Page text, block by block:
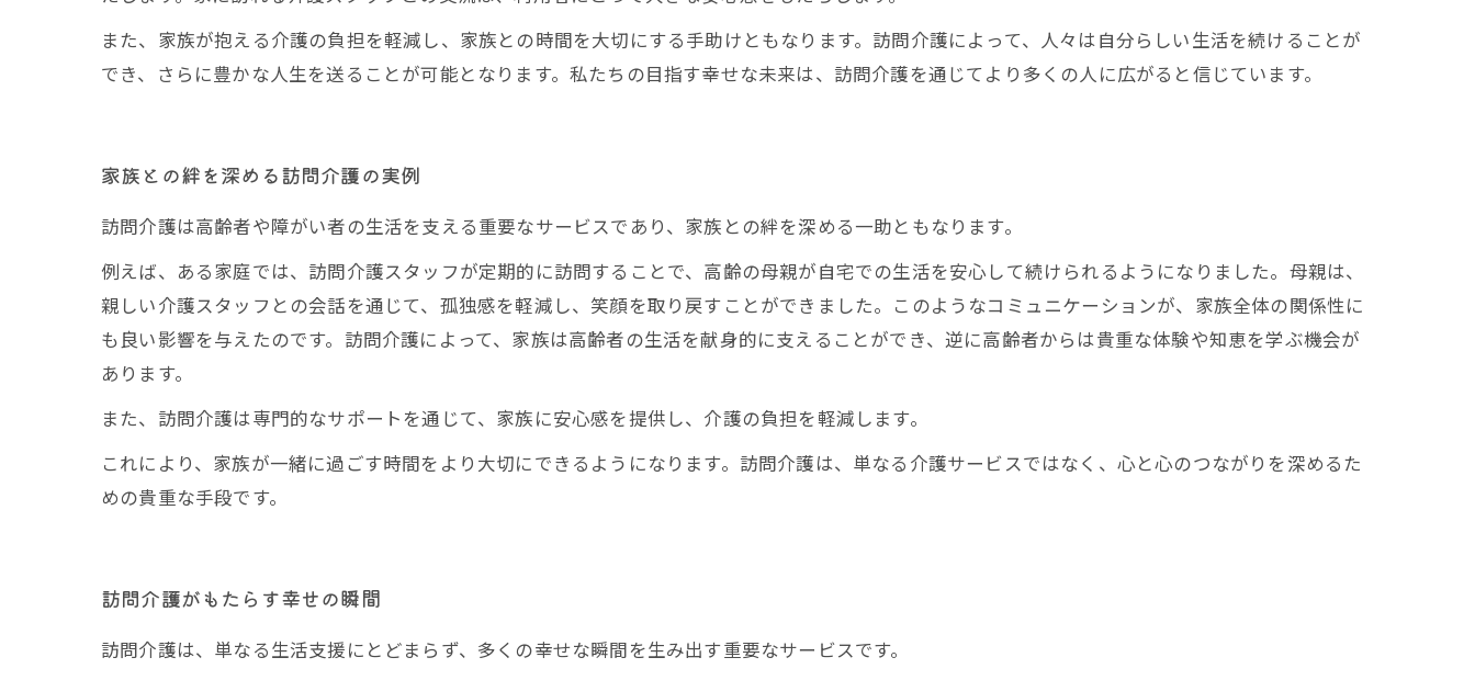
また、家族が抱える介護の負担を軽減し、家族との時間を大切にする手助けともなります。訪問介護によって、人々は自分らしい生活を続けることが
でき、さらに豊かな人生を送ることが可能となります。私たちの目指す幸せな未来は、訪問介護を通じてより多くの人に広がると信じています。
家族との絆を深める訪問介護の実例
訪問介護は高齢者や障がい者の生活を支える重要なサービスであり、家族との絆を深める一助ともなります。
例えば、ある家庭では、訪問介護スタッフが定期的に訪問することで、高齢の母親が自宅での生活を安心して続けられるようになりました。母親は、
親しい介護スタッフとの会話を通じて、孤独感を軽減し、笑顔を取り戻すことができました。このようなコミュニケーションが、家族全体の関係性に
も良い影響を与えたのです。訪問介護によって、家族は高齢者の生活を献身的に支えることができ、逆に高齢者からは貴重な体験や知恵を学ぶ機会が
あります。
また、訪問介護は専門的なサポートを通じて、家族に安心感を提供し、介護の負担を軽減します。
これにより、家族が一緒に過ごす時間をより大切にできるようになります。訪問介護は、単なる介護サービスではなく、心と心のつながりを深めるた
めの貴重な手段です。
訪問介護がもたらす幸せの瞬間
訪問介護は、単なる生活支援にとどまらず、多くの幸せな瞬間を生み出す重要なサービスです。